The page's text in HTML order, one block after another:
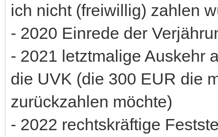
ich nicht (freiwillig) zahlen
- 2020 Einrede der
- 2021 letztmalige Auskehr
die UVK (die 300 EUR die
zurückzahlen möchte)
- 2022 rechtskräftige